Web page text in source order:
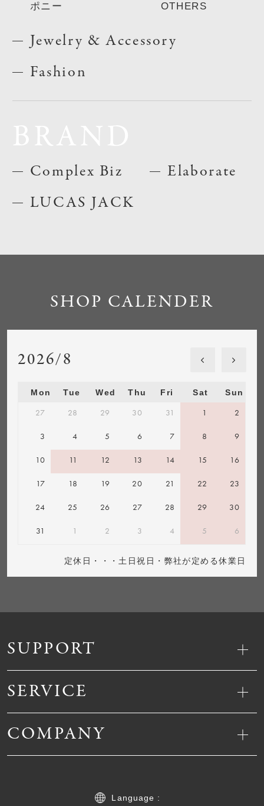
ポニー OTHERS
Jewelry & Accessory
Fashion
Complex Biz
LUCAS JACK
Elaborate
SUPPORT
SERVICE
COMPANY
Language :
SHOP CALENDER
2026/8
Mon Tue Wed Thu Fri Sat Sun
27 28 29 30 31 1 2
3 4 5 6 7 8 9
10 11 12 13 14 15 16
17 18 19 20 21 22 23
24 25 26 27 28 29 30
31 1 2 3 4 5 6
定休日・・・土日祝日・弊社が定める休業日